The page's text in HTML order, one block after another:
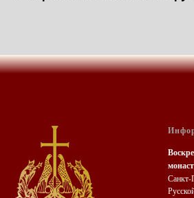
Санкт-